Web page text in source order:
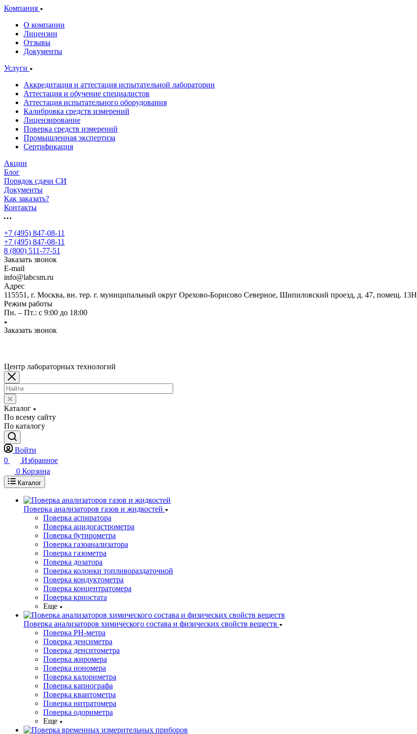
Компания
О компании
Лицензии
Отзывы
Документы
Услуги
Аккредитация и аттестация испытательной лаборатории
Аттестация и обучение специалистов
Аттестация испытательного оборудования
Калибровка средств измерений
Лицензирование
Поверка средств измерений
Промышленная экспертиза
Сертификация
Акции
Блог
Порядок сдачи СИ
Документы
Как заказать?
Контакты
+7 (495) 847-08-11
+7 (495) 847-08-11
8 (800) 511-77-51
Заказать звонок
E-mail
info@labcsm.ru
Адрес
115551, г. Москва, вн. тер. г. муниципальный округ Орехово-Борисово Северное, Шипиловский проезд, д. 47, помещ. 13Н
Режим работы
Пн. – Пт.: с 9:00 до 18:00
Заказать звонок
Центр лабораторных технологий
Каталог
По всему сайту
По каталогу
Войти
0
Избранное
0 Корзина
Каталог
Поверка анализаторов газов и жидкостей
Поверка аспиратора
Поверка ацидогастрометра
Поверка бутирометра
Поверка газоанализатора
Поверка газометра
Поверка дозатора
Поверка колонки топливораздаточной
Поверка кондуктометра
Поверка концентратомера
Поверка криостата
Еще
Поверка анализаторов химического состава и физических свойств веществ
Поверка PH-метра
Поверка денсиметра
Поверка денситометра
Поверка жиромера
Поверка иономера
Поверка калориметра
Поверка капнографа
Поверка квантометра
Поверка нитратомера
Поверка одориметра
Еще